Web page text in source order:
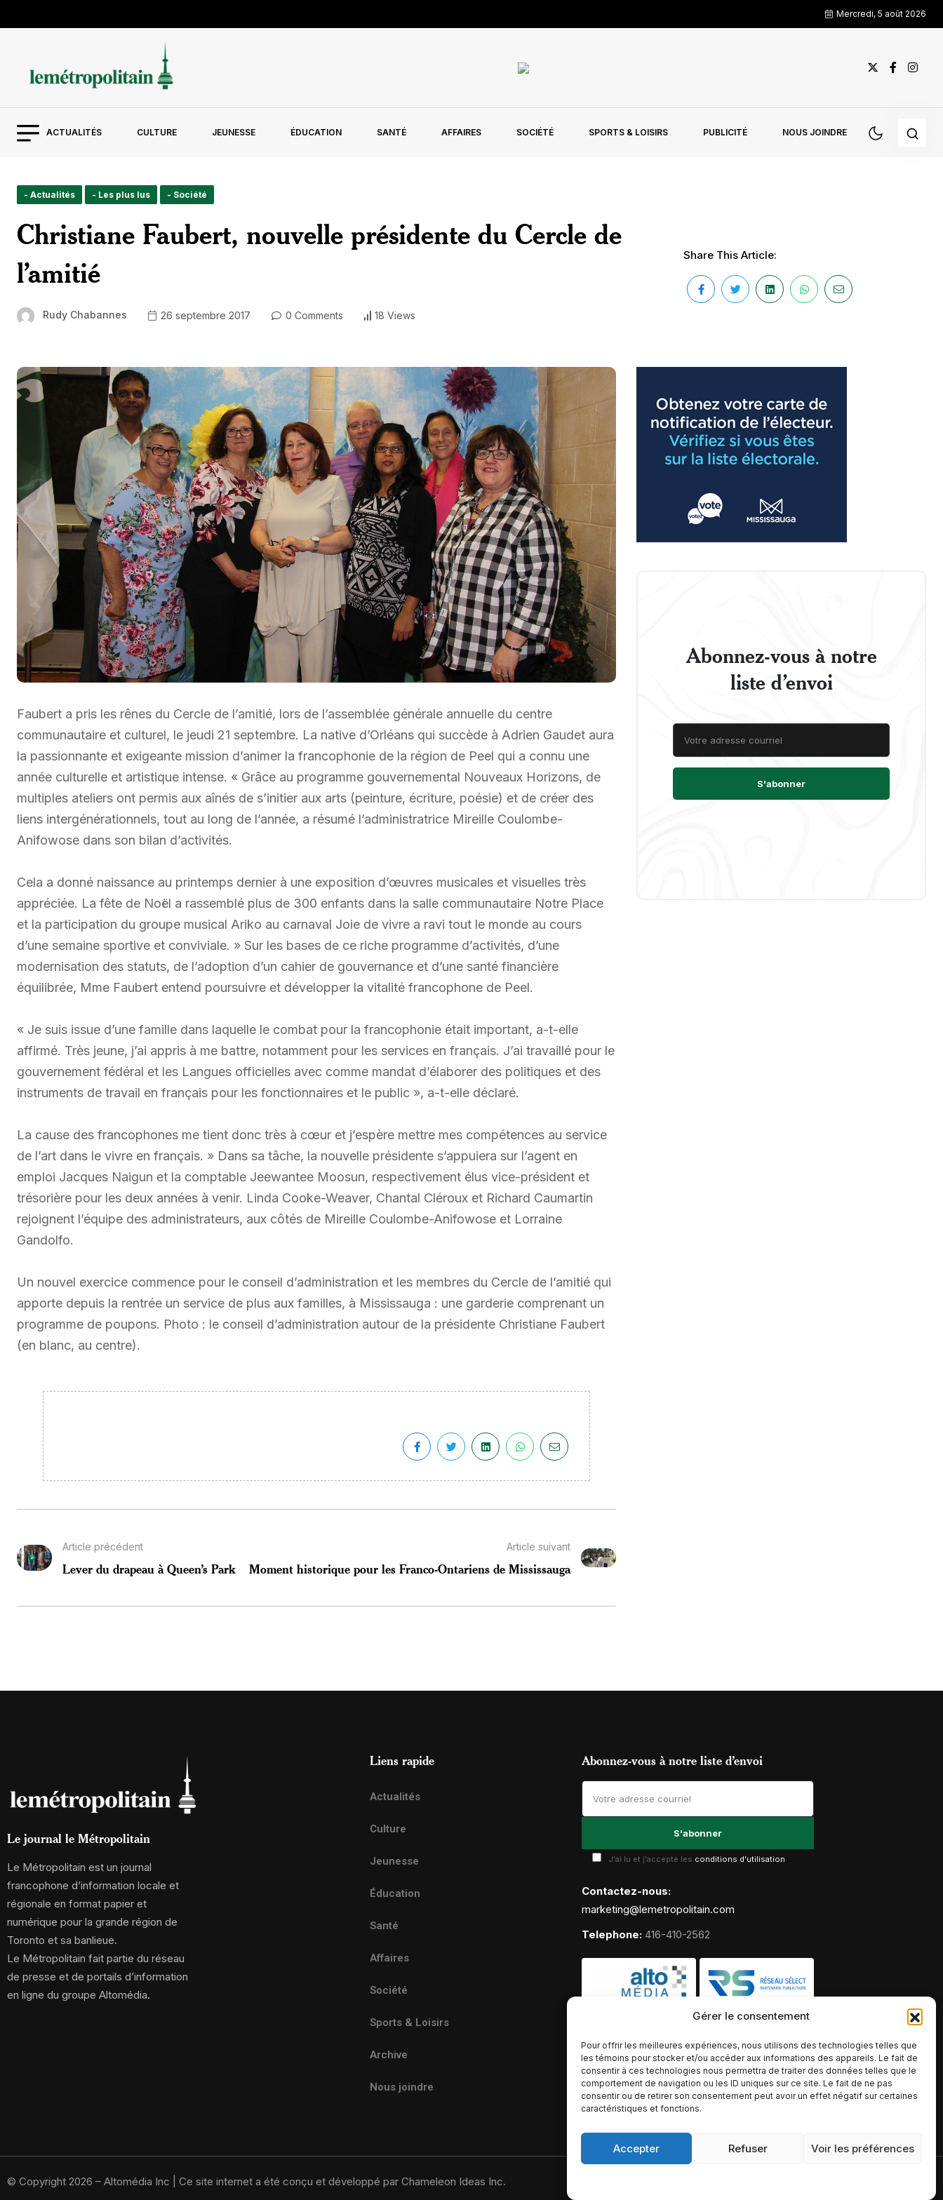
Gérer le consentement
Pour offrir les meilleures expériences, nous utilisons des technologies telles que
les témoins pour stocker et/ou accéder aux informations des appareils. Le fait de
consentir à ces technologies nous permettra de traiter des données telles que le
comportement de navigation ou les ID uniques sur ce site. Le fait de ne pas
consentir ou de retirer son consentement peut avoir un effet négatif sur certaines
caractéristiques et fonctions.
Accepter Refuser Voir les préférences
Mercredi, 5 août 2026
ACTUALITÉS CULTURE JEUNESSE ÉDUCATION SANTÉ AFFAIRES SOCIÉTÉ SPORTS & LOISIRS PUBLICITÉ NOUS JOINDRE
- Actualités - Les plus lus - Société
Christiane Faubert, nouvelle présidente du Cercle de
l’amitié
Rudy Chabannes 26 septembre 2017 0 Comments 18 Views
Share This Article:
Faubert a pris les rênes du Cercle de l’amitié, lors de l’assemblée générale annuelle du centre
communautaire et culturel, le jeudi 21 septembre. La native d’Orléans qui succède à Adrien Gaudet aura
la passionnante et exigeante mission d’animer la francophonie de la région de Peel qui a connu une
année culturelle et artistique intense. « Grâce au programme gouvernemental Nouveaux Horizons, de
multiples ateliers ont permis aux aînés de s’initier aux arts (peinture, écriture, poésie) et de créer des
liens intergénérationnels, tout au long de l’année, a résumé l’administratrice Mireille Coulombe-
Anifowose dans son bilan d’activités.
Cela a donné naissance au printemps dernier à une exposition d’œuvres musicales et visuelles très
appréciée. La fête de Noël a rassemblé plus de 300 enfants dans la salle communautaire Notre Place
et la participation du groupe musical Ariko au carnaval Joie de vivre a ravi tout le monde au cours
d’une semaine sportive et conviviale. » Sur les bases de ce riche programme d’activités, d’une
modernisation des statuts, de l’adoption d’un cahier de gouvernance et d’une santé financière
équilibrée, Mme Faubert entend poursuivre et développer la vitalité francophone de Peel.
« Je suis issue d’une famille dans laquelle le combat pour la francophonie était important, a-t-elle
affirmé. Très jeune, j’ai appris à me battre, notamment pour les services en français. J’ai travaillé pour le
gouvernement fédéral et les Langues officielles avec comme mandat d’élaborer des politiques et des
instruments de travail en français pour les fonctionnaires et le public », a-t-elle déclaré.
La cause des francophones me tient donc très à cœur et j’espère mettre mes compétences au service
de l’art dans le vivre en français. » Dans sa tâche, la nouvelle présidente s’appuiera sur l’agent en
emploi Jacques Naigun et la comptable Jeewantee Moosun, respectivement élus vice-président et
trésorière pour les deux années à venir. Linda Cooke-Weaver, Chantal Cléroux et Richard Caumartin
rejoignent l’équipe des administrateurs, aux côtés de Mireille Coulombe-Anifowose et Lorraine
Gandolfo.
Un nouvel exercice commence pour le conseil d’administration et les membres du Cercle de l’amitié qui
apporte depuis la rentrée un service de plus aux familles, à Mississauga : une garderie comprenant un
programme de poupons. Photo : le conseil d’administration autour de la présidente Christiane Faubert
(en blanc, au centre).
Article précédent
Lever du drapeau à Queen’s Park
Article suivant
Moment historique pour les Franco-Ontariens de Mississauga
Abonnez-vous à notre
liste d’envoi
Le journal le Métropolitain
Le Métropolitain est un journal
francophone d’information locale et
régionale en format papier et
numérique pour la grande région de
Toronto et sa banlieue.
Le Métropolitain fait partie du réseau
de presse et de portails d’information
en ligne du groupe Altomédia.
Liens rapide
Actualités
Culture
Jeunesse
Éducation
Santé
Affaires
Société
Sports & Loisirs
Archive
Nous joindre
Abonnez-vous à notre liste d’envoi
J'ai lu et j'accepte les conditions d'utilisation
Contactez-nous:
marketing@lemetropolitain.com
Telephone: 416-410-2562
© Copyright 2026 – Altomédia Inc | Ce site internet a été conçu et développé par Chameleon Ideas Inc.